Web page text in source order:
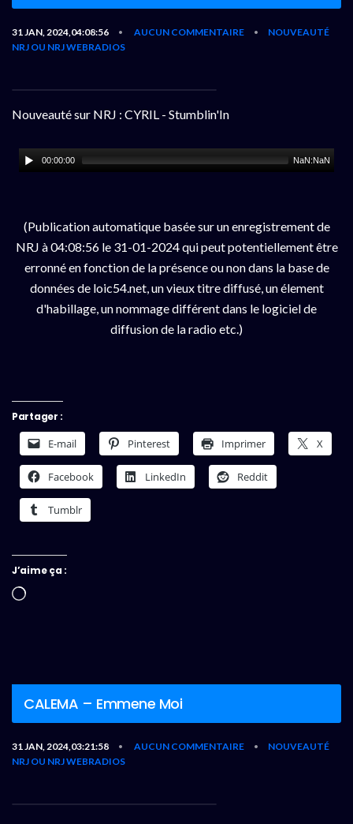
31 JAN, 2024,04:08:56 • AUCUN COMMENTAIRE •
NOUVEAUTÉ
NRJ OU NRJ WEBRADIOS
Nouveauté sur NRJ : CYRIL - Stumblin'In
00:00:00 NaN:NaN
(Publication automatique basée sur un enregistrement de
NRJ à 04:08:56 le 31-01-2024 qui peut potentiellement être
erronné en fonction de la présence ou non dans la base de
données de loic54.net, un vieux titre diffusé, un élement
d'habillage, un nommage différent dans le logiciel de
diffusion de la radio etc.)
Partager :
E-mail Pinterest Imprimer X
Facebook LinkedIn Reddit
Tumblr
J’aime ça :
Chargement…
CALEMA – Emmene Moi
31 JAN, 2024,03:21:58 • AUCUN COMMENTAIRE •
NOUVEAUTÉ
NRJ OU NRJ WEBRADIOS